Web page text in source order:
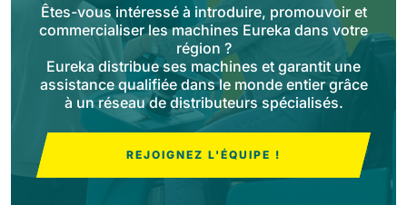
710 mm 3195 m²/h
Xtrema
1400 mm 12600 m²/h
Magnum
1570 mm 18840 m²/h
Êtes-vous intéressé à introduire, promouvoir et
commercialiser les machines Eureka dans votre
région ?
Eureka distribue ses machines et garantit une
assistance qualifiée dans le monde entier grâce
à un réseau de distributeurs spécialisés.
REJOIGNEZ L'ÉQUIPE !